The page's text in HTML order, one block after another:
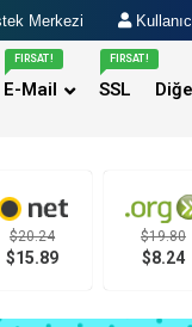
E-Mail
FIRSAT!
SSL
FIRSAT!
$20.24
$15.89
$19.80
$8.24